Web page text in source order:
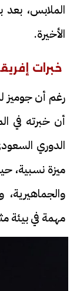
الملابس، بعد
الأخيرة.
خبرات
رغم أن جوميز
أن خبرته في
الدوري
ميزة نسبية،
مهمة في بيئة